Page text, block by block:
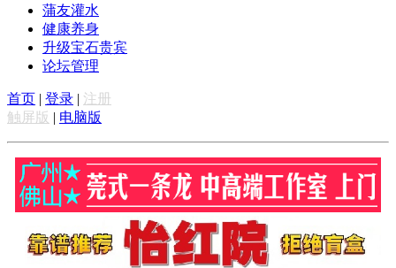
蒲友灌水
健康养身
升级宝石贵宾
论坛管理
首页 | 登录 | 注册
触屏版 | 电脑版